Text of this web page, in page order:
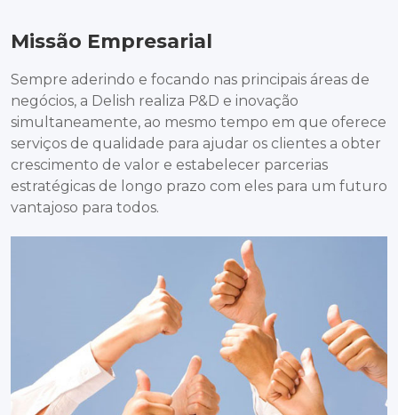
Missão Empresarial
Sempre aderindo e focando nas principais áreas de
negócios, a Delish realiza P&D e inovação
simultaneamente, ao mesmo tempo em que oferece
serviços de qualidade para ajudar os clientes a obter
crescimento de valor e estabelecer parcerias
estratégicas de longo prazo com eles para um futuro
vantajoso para todos.